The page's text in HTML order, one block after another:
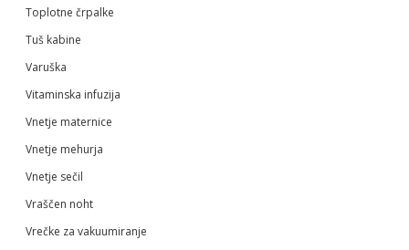
Toplotne črpalke
Tuš kabine
Varuška
Vitaminska infuzija
Vnetje maternice
Vnetje mehurja
Vnetje sečil
Vraščen noht
Vrečke za vakuumiranje